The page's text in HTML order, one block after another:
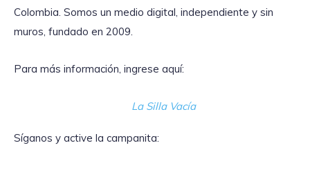
Colombia. Somos un medio digital, independiente y sin
muros, fundado en 2009.
Para más información, ingrese aquí:
La Silla Vacía
Síganos y active la campanita: